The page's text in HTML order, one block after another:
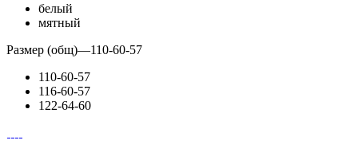
белый
мятный
Размер (общ)—110-60-57
110-60-57
116-60-57
122-64-60